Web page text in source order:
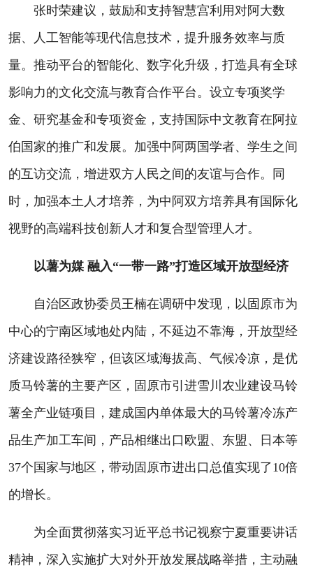
张时荣建议，鼓励和支持智慧宫利用对阿大数
据、人工智能等现代信息技术，提升服务效率与质
量。推动平台的智能化、数字化升级，打造具有全球
影响力的文化交流与教育合作平台。设立专项奖学
金、研究基金和专项资金，支持国际中文教育在阿拉
伯国家的推广和发展。加强中阿两国学者、学生之间
的互访交流，增进双方人民之间的友谊与合作。同
时，加强本土人才培养，为中阿双方培养具有国际化
视野的高端科技创新人才和复合型管理人才。
以薯为媒 融入“一带一路”打造区域开放型经济
自治区政协委员王楠在调研中发现，以固原市为
中心的宁南区域地处内陆，不延边不靠海，开放型经
济建设路径狭窄，但该区域海拔高、气候冷凉，是优
质马铃薯的主要产区，固原市引进雪川农业建设马铃
薯全产业链项目，建成国内单体最大的马铃薯冷冻产
品生产加工车间，产品相继出口欧盟、东盟、日本等
37个国家与地区，带动固原市进出口总值实现了10倍
的增长。
为全面贯彻落实习近平总书记视察宁夏重要讲话
精神，深入实施扩大对外开放发展战略举措，主动融